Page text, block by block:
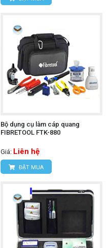
Bộ dụng cụ làm cáp quang
FIBRETOOL FTK-880
Giá: Liên hệ
ĐẶT MUA